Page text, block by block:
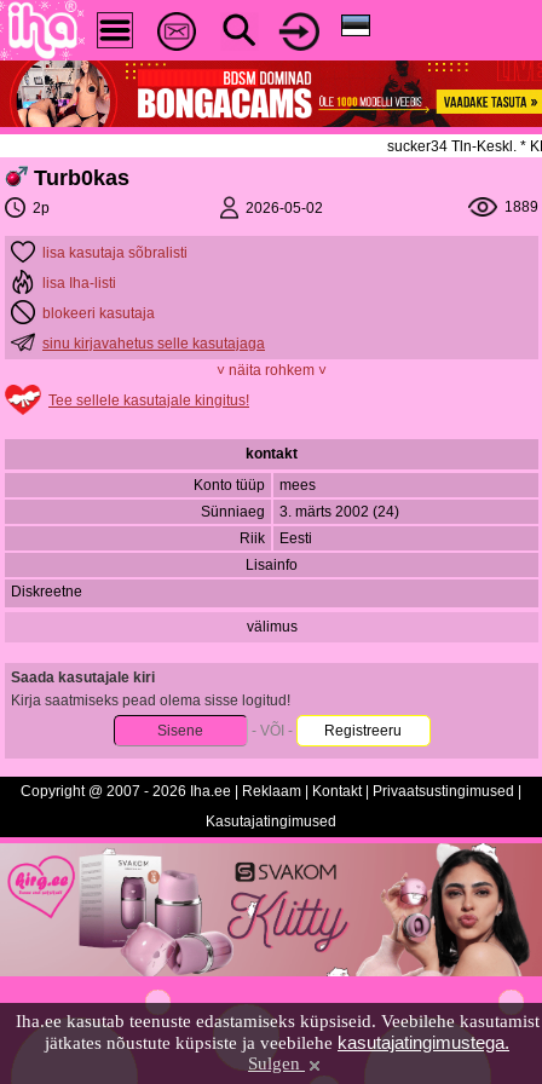
Iha.ee kasutab teenuste edastamiseks küpsiseid. Veebilehe kasutamist
jätkates nõustute küpsiste ja veebilehe kasutajatingimustega.
Sulgen
sucker34 Tln-Keskl. *
Turb0kas
2p 2026-05-02 1889
lisa kasutaja sõbralisti
lisa Iha-listi
blokeeri kasutaja
sinu kirjavahetus selle kasutajaga
˅ näita rohkem ˅
Tee sellele kasutajale kingitus!
kontakt
Konto tüüp
mees
Sünniaeg
3. märts 2002 (24)
Riik
Eesti
Lisainfo
Diskreetne
välimus
Saada kasutajale kiri
Kirja saatmiseks pead olema sisse logitud!
Sisene
- VÕI - Registreeru
Copyright @ 2007 - 2026 Iha.ee | Reklaam Kontakt| Privaatsustingimused
Kasutajatingimused